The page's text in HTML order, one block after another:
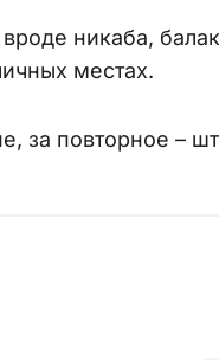
никаба,
местах.
за повторное –